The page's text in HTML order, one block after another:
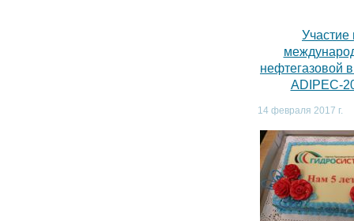
Участие
нефтегазовой
ADIPEC-
14 февраля 2017 г.